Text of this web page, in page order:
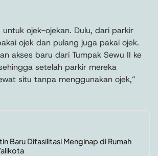
untuk ojek-ojekan. Dulu, dari parkir
ojek dan pulang juga pakai ojek.
akses baru dari Tumpak Sewu II ke
setelah parkir mereka
situ tanpa menggunakan ojek,”
Baru Difasilitasi Menginap di Rumah